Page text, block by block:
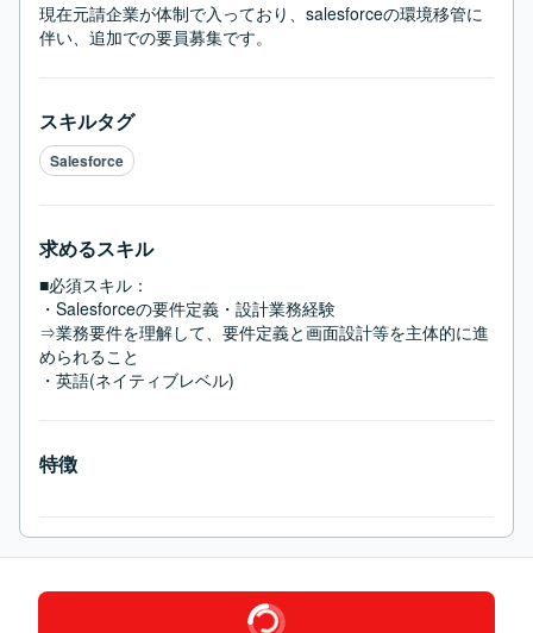
現在元請企業が体制で入っており、salesforceの環境移管に
伴い、追加での要員募集です。
スキルタグ
Salesforce
求めるスキル
■必須スキル：
・Salesforceの要件定義・設計業務経験
⇒業務要件を理解して、要件定義と画面設計等を主体的に進
められること
・英語(ネイティブレベル)
特徴